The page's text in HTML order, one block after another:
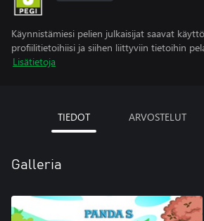
Käynnistämiesi pelien julkaisijat saavat
profiilitietoihiisi ja siihen liittyviin tietoihin
Lisätietoja
TIEDOT ARVOSTELUT
Galleria